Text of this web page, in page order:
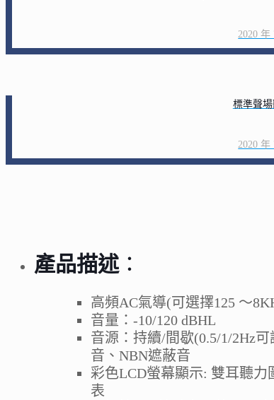
2020 年
標準聲
2020 年
產品描述 ：
高頻AC氣導(可選擇125 ～
音量：-10/120 dBHL
音源：持續/間歇(0.5/1/2Hz
音、NBN遮蔽音
彩色LCD螢幕顯示: 雙耳聽力
表